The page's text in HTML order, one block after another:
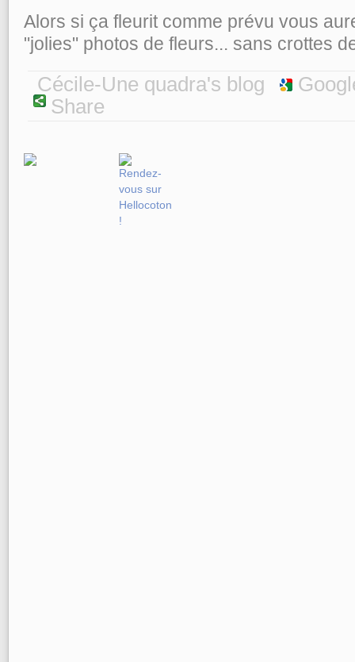
Alors si ça fleurit comme prévu vous
"jolies" photos de fleurs... sans crottes
Cécile-Une quadra's blog
Share